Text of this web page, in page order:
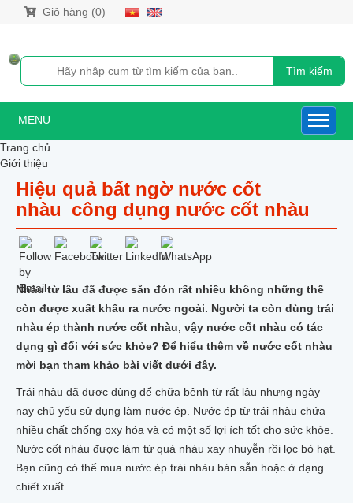
Giỏ hàng (0)
Tìm kiếm
MENU
Trang chủ
Giới thiệu
Sản phẩm
NƯỚC CỐT NHÀU
NƯỚC CỐT NHÀU XUẤT KHẨU HÀN QUỐC
NƯỚC CỐT NHÀU DƯỢC LIỆU
NƯỚC CỐT NHÀU NONI GOLD
NƯỚC CỐT NHÀU 500ML
CAO TRÁI NHÀU CÔ ĐẶC XUẤT KHẨU HÀN QUỐC
SIRO NHÀU NGUYÊN CHẤT
QUẢ_BỘT_RỄ_VIÊN NÉN NHÀU
DẦU XOA BÓP TRÁI NHÀU
TRÁI NHÀU TƯƠI
TRÁI NHÀU KHÔ
RỄ CÂY NHÀU
VIÊN NÉN NHÀU
MẬT ONG NHÀU
NHÀU NGÂM MẬT ONG HŨ 1 LÍT
NHÀU NGÂM MẬT ONG XUẤT KHẨU 1 LÍT
NHÀU NGÂM MẬT ONG XUẤT KHẨU 500ML
TRÀ NHÀU TÚI LỌC
Hiệu quả bất ngờ nước cốt
nhàu_công dụng nước cốt nhàu
Nhàu từ lâu đã được săn đón rất nhiều không những thế
còn được xuất khẩu ra nước ngoài. Người ta còn dùng trái
nhàu ép thành nước cốt nhàu, vậy nước cốt nhàu có tác
dụng gì đối với sức khỏe? Để hiểu thêm về nước cốt nhàu
mời bạn tham khảo bài viết dưới đây.
Trái nhàu đã được dùng để chữa bệnh từ rất lâu nhưng ngày
nay chủ yếu sử dụng làm nước ép. Nước ép từ trái nhàu chứa
nhiều chất chống oxy hóa và có một số lợi ích tốt cho sức khỏe.
Nước cốt nhàu được làm từ quả nhàu xay nhuyễn rồi lọc bỏ hạt.
Bạn cũng có thể mua nước ép trái nhàu bán sẵn hoặc ở dạng
chiết xuất.